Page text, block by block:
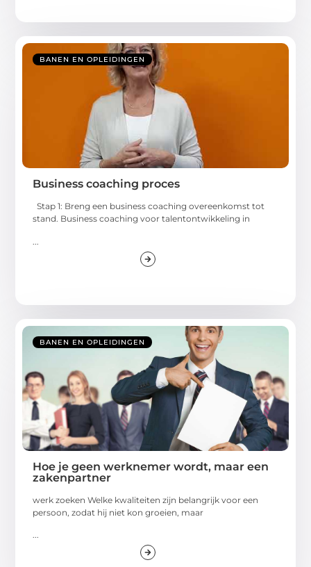
BANEN EN OPLEIDINGEN
Business coaching proces
Stap 1: Breng een business coaching overeenkomst tot
stand. Business coaching voor talentontwikkeling in
BANEN EN OPLEIDINGEN
Hoe je geen werknemer wordt, maar een
zakenpartner
werk zoeken Welke kwaliteiten zijn belangrijk voor een
persoon, zodat hij niet kon groeien, maar
...